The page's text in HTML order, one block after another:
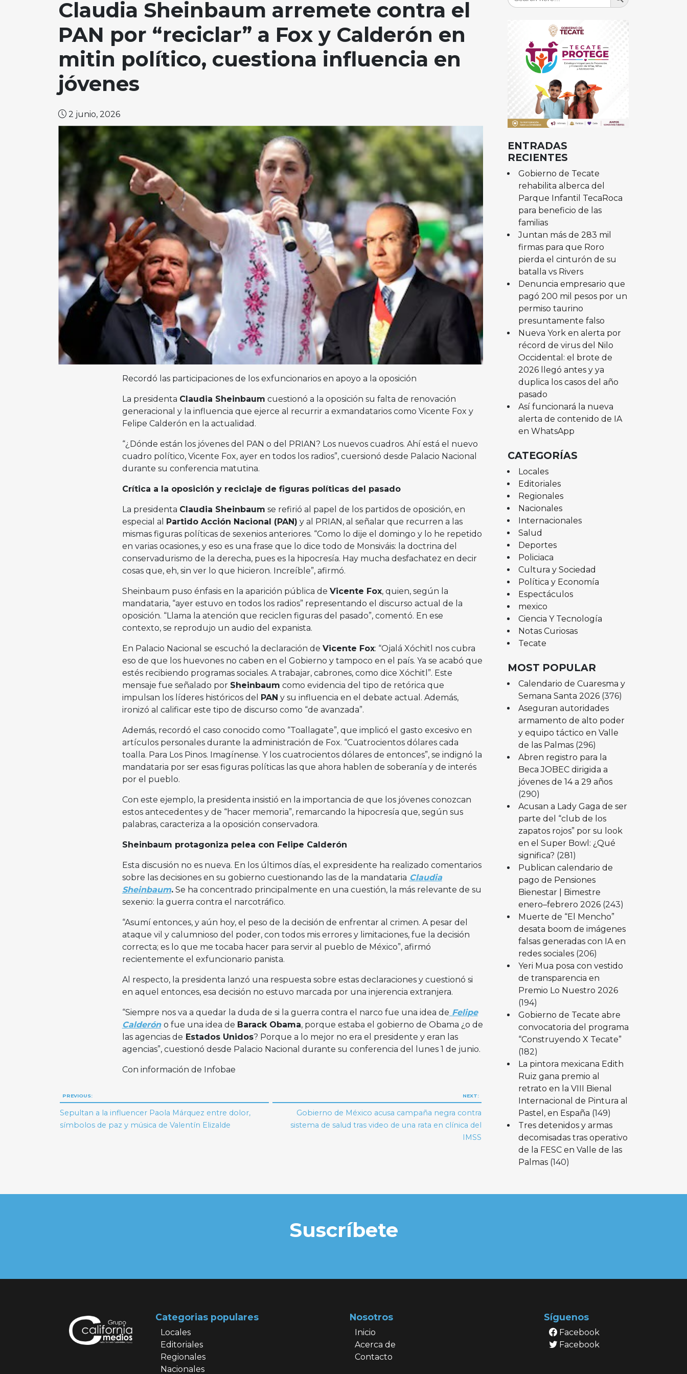
Claudia Sheinbaum arremete contra el
PAN por “reciclar” a Fox y Calderón en
mitin político, cuestiona influencia en
jóvenes
2 junio, 2026
Recordó las participaciones de los exfuncionarios en apoyo a la oposición
La presidenta Claudia Sheinbaum cuestionó a la oposición su falta de renovación
generacional y la influencia que ejerce al recurrir a exmandatarios como Vicente Fox y
Felipe Calderón en la actualidad.
“¿Dónde están los jóvenes del PAN o del PRIAN? Los nuevos cuadros. Ahí está el nuevo
cuadro político, Vicente Fox, ayer en todos los radios”, cuersionó desde Palacio Nacional
durante su conferencia matutina.
Crítica a la oposición y reciclaje de figuras políticas del pasado
La presidenta Claudia Sheinbaum se refirió al papel de los partidos de oposición, en
especial al
Partido Acción Nacional (PAN) y al PRIAN, al señalar que recurren a las
mismas figuras políticas de sexenios anteriores. “Como lo dije el domingo y lo he repetido
en varias ocasiones, y eso es una frase que lo dice todo de Monsiváis: la doctrina del
conservadurismo de la derecha, pues es la hipocresía. Hay mucha desfachatez en decir
cosas que, eh, sin ver lo que hicieron. Increíble”, afirmó.
Sheinbaum puso énfasis en la aparición pública de Vicente Fox, quien, según la
mandataria, “ayer estuvo en todos los radios” representando el discurso actual de la
oposición. “Llama la atención que reciclen figuras del pasado”, comentó. En ese
contexto, se reprodujo un audio del expanista.
En Palacio Nacional se escuchó la declaración de Vicente Fox: “Ojalá Xóchitl nos cubra
eso de que los huevones no caben en el Gobierno y tampoco en el país. Ya se acabó que
estés recibiendo programas sociales. A trabajar, cabrones, como dice Xóchitl”. Este
mensaje fue señalado por Sheinbaum como evidencia del tipo de retórica que
impulsan los líderes históricos del
PAN y su influencia en el debate actual. Además,
ironizó al calificar este tipo de discurso como “de avanzada”.
Además, recordó el caso conocido como “Toallagate”, que implicó el gasto excesivo en
artículos personales durante la administración de Fox. “Cuatrocientos dólares cada
toalla. Para Los Pinos. Imagínense. Y los cuatrocientos dólares de entonces”, se indignó la
mandataria por ser esas figuras políticas las que ahora hablen de soberanía y de interés
por el pueblo.
Con este ejemplo, la presidenta insistió en la importancia de que los jóvenes conozcan
estos antecedentes y de “hacer memoria”, remarcando la hipocresía que, según sus
palabras, caracteriza a la oposición conservadora.
Sheinbaum protagoniza pelea con Felipe Calderón
Esta discusión no es nueva. En los últimos días, el expresidente ha realizado comentarios
sobre las decisiones en su gobierno cuestionando las de la mandataria Claudia
Sheinbaum.Se ha concentrado principalmente en una cuestión, la más relevante de su
sexenio: la guerra contra el narcotráfico.
“Asumí entonces, y aún hoy, el peso de la decisión de enfrentar al crimen. A pesar del
ataque vil y calumnioso del poder, con todos mis errores y limitaciones, fue la decisión
correcta; es lo que me tocaba hacer para servir al pueblo de México”, afirmó
recientemente el exfuncionario panista.
Al respecto, la presidenta lanzó una respuesta sobre estas declaraciones y cuestionó si
en aquel entonces, esa decisión no estuvo marcada por una injerencia extranjera.
“Siempre nos va a quedar la duda de si la guerra contra el narco fue una idea de Felipe
Calderón o fue una idea de Barack Obama, porque estaba el gobierno de Obama ¿o de
las agencias de Estados Unidos? Porque a lo mejor no era el presidente y eran las
agencias”, cuestionó desde Palacio Nacional durante su conferencia del lunes 1 de junio.
Con información de Infobae
Navegación
de
PREVIOUS:
Sepultan a la influencer Paola Márquez entre dolor,
símbolos de paz y música de Valentín Elizalde
NEXT:
Gobierno de México acusa campaña negra contra
sistema de salud tras video de una rata en clínica del
IMSS
ENTRADAS
RECIENTES
Gobierno de Tecate
rehabilita alberca del
Parque Infantil TecaRoca
para beneficio de las
familias
Juntan más de 283 mil
firmas para que Roro
pierda el cinturón de su
batalla vs Rivers
Denuncia empresario que
pagó 200 mil pesos por un
permiso taurino
presuntamente falso
Nueva York en alerta por
récord de virus del Nilo
Occidental: el brote de
2026 llegó antes y ya
duplica los casos del año
pasado
Así funcionará la nueva
alerta de contenido de IA
en WhatsApp
CATEGORÍAS
Locales
Editoriales
Regionales
Nacionales
Internacionales
Salud
Deportes
Policiaca
Cultura y Sociedad
Política y Economía
Espectáculos
mexico
Ciencia Y Tecnología
Notas Curiosas
Tecate
MOST POPULAR
Calendario de Cuaresma y
Semana Santa 2026 (376)
Aseguran autoridades
armamento de alto poder
y equipo táctico en Valle
de las Palmas (296)
Abren registro para la
Beca JOBEC dirigida a
jóvenes de 14 a 29 años
(290)
Acusan a Lady Gaga de ser
parte del “club de los
zapatos rojos” por su look
en el Super Bowl: ¿Qué
significa? (281)
Publican calendario de
pago de Pensiones
Bienestar | Bimestre
enero–febrero 2026 (243)
Muerte de “El Mencho”
desata boom de imágenes
falsas generadas con IA en
redes sociales (206)
Yeri Mua posa con vestido
de transparencia en
Premio Lo Nuestro 2026
(194)
Gobierno de Tecate abre
convocatoria del programa
“Construyendo X Tecate”
(182)
La pintora mexicana Edith
Ruiz gana premio al
retrato en la VIII Bienal
Internacional de Pintura al
Pastel, en España (149)
Tres detenidos y armas
decomisadas tras operativo
de la FESC en Valle de las
Palmas (140)
Suscríbete
Categorias populares
Locales
Editoriales
Regionales
Nacionales
Nosotros
Inicio
Acerca de
Contacto
Síguenos
Facebook
Facebook